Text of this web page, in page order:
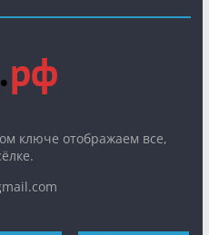
ключе отображаем все,